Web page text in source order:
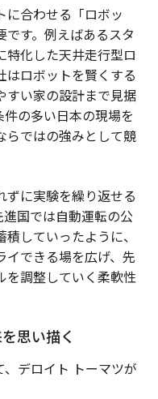
に合わせる「ロボッ
です。例えばあるスタ
特化した天井走行型ロ
はロボットを賢くする
すい家の設計まで見据
の多い日本の現場を
らではの強みとして競
ずに実験を繰り返せる
進国では自動運転の公
していったように、
イできる場を広げ、先
を調整していく柔軟性
思い描く
、デロイト トーマツが